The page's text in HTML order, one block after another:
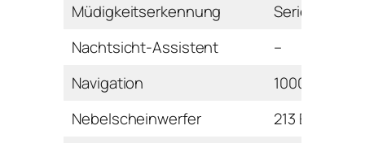
Müdigkeitserkennung
Serie
Nachtsicht-Assistent
–
Navigation
1000 Euro
Nebelscheinwerfer
213 Euro